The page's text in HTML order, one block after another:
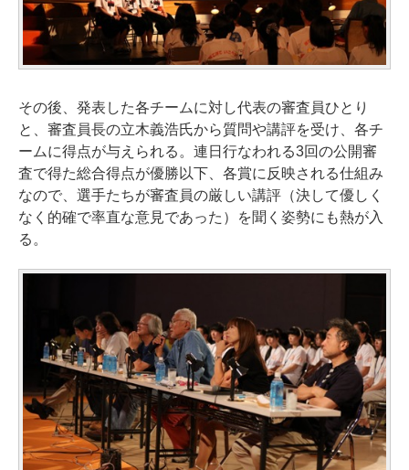
その後、発表した各チームに対し代表の審査員ひとり
と、審査員長の立木義浩氏から質問や講評を受け、各チ
ームに得点が与えられる。連日行なわれる3回の公開審
査で得た総合得点が優勝以下、各賞に反映される仕組み
なので、選手たちが審査員の厳しい講評（決して優しく
なく的確で率直な意見であった）を聞く姿勢にも熱が入
る。